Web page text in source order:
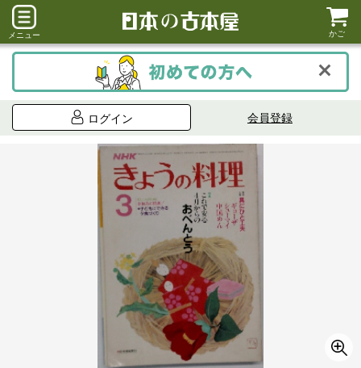
メニュー かご
ログイン 会員登録